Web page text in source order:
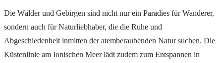
Die Wälder und Gebirgen sind nicht nur ein Paradies für Wanderer,
sondern auch für Naturliebhaber, die die Ruhe und
Abgeschiedenheit inmitten der atemberaubenden Natur suchen. Die
Küstenlinie am Ionischen Meer lädt zudem zum Entspannen in